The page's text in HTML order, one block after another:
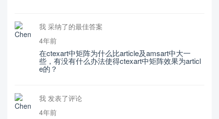
我 采纳了的最佳答案
4年前
在ctexart中矩阵为什么比article及amsart中大一
些，有没有什么办法使得ctexart中矩阵效果为articl
e的？
我 发表了评论
4年前